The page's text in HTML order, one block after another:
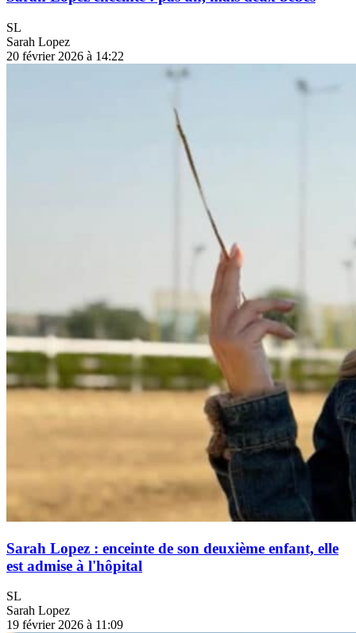
SL
Sarah Lopez
20 février 2026 à 14:22
Sarah Lopez : enceinte de son deuxième enfant, elle
est admise à l'hôpital
SL
Sarah Lopez
19 février 2026 à 11:09